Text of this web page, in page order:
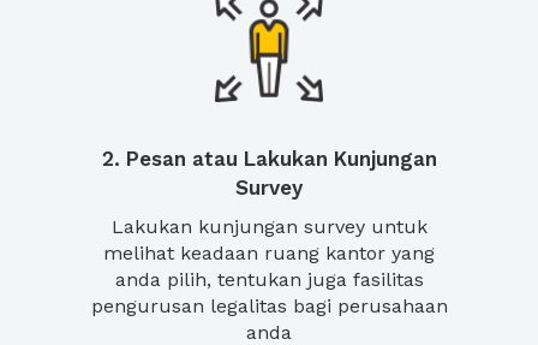
2. Pesan atau Lakukan Kunjungan
Survey
Lakukan kunjungan survey untuk
melihat keadaan ruang kantor yang
anda pilih, tentukan juga fasilitas
pengurusan legalitas bagi perusahaan
anda